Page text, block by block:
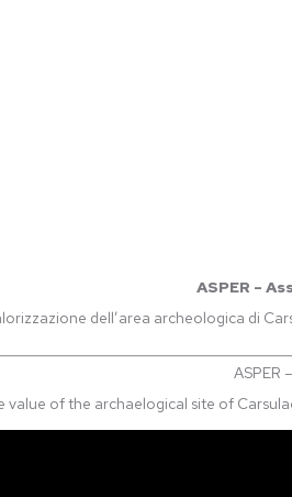
ASPER –
dell’area archeologica di
ASPER
value of the archaelogical site of